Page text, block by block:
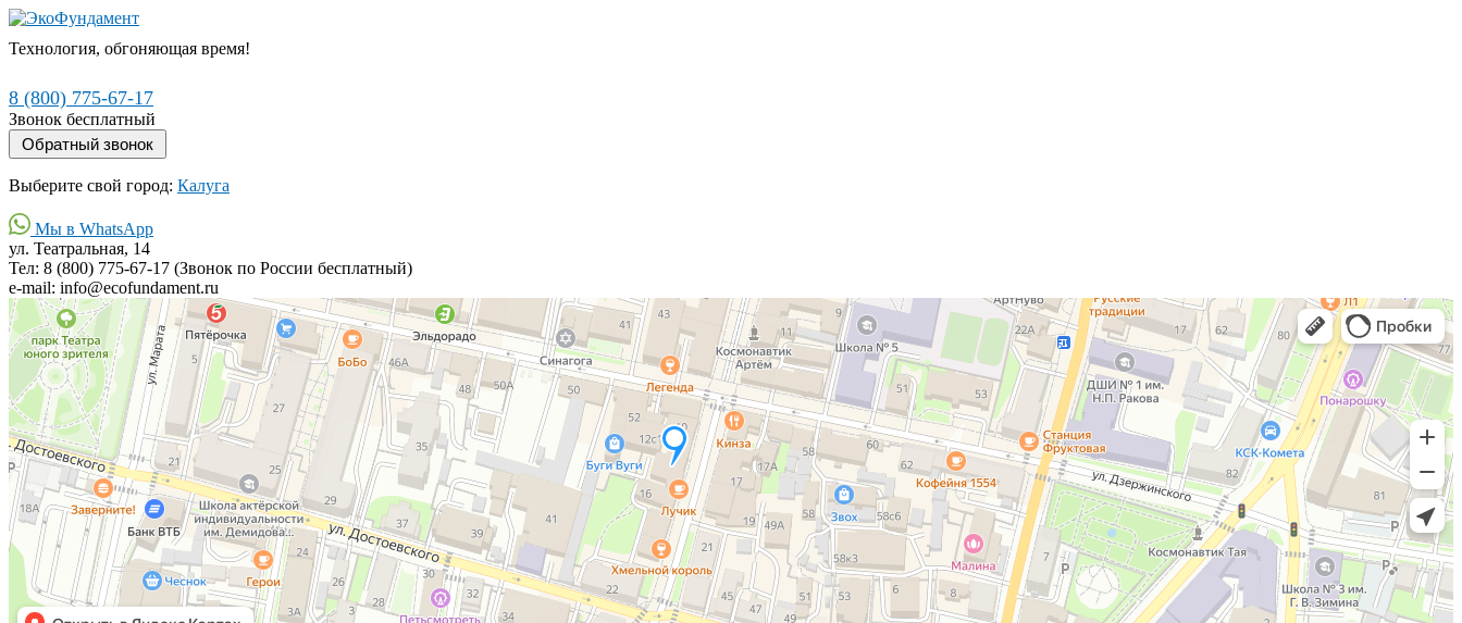
Технология, обгоняющая время!
8 (800) 775-67-17
Звонок бесплатный
Выберите свой город: Калуга
Мы в WhatsApp
ул. Театральная, 14
Тел: 8 (800) 775-67-17 (Звонок по России бесплатный)
e-mail: info@ecofundament.ru